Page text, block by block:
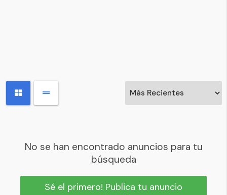
No se han encontrado anuncios para tu
búsqueda
Sé el primero! Publica tu anuncio